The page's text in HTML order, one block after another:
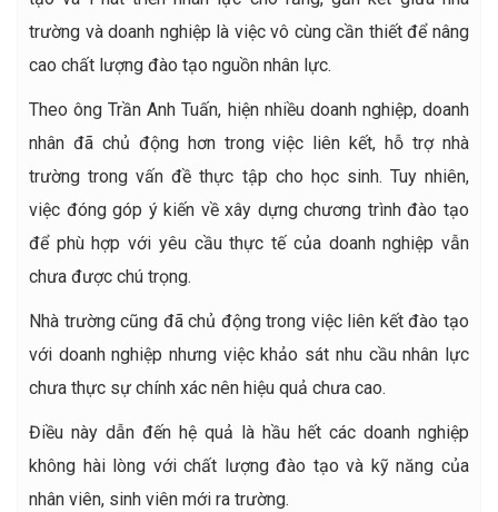
trường và doanh nghiệp là việc vô cùng cần thiết để nâng
cao chất lượng đào tạo nguồn nhân lực.
Theo ông Trần Anh Tuấn, hiện nhiều doanh nghiệp, doanh
nhân đã chủ động hơn trong việc liên kết, hỗ trợ nhà
trường trong vấn đề thực tập cho học sinh. Tuy nhiên,
việc đóng góp ý kiến về xây dựng chương trình đào tạo
để phù hợp với yêu cầu thực tế của doanh nghiệp vẫn
chưa được chú trọng.
Nhà trường cũng đã chủ động trong việc liên kết đào tạo
với doanh nghiệp nhưng việc khảo sát nhu cầu nhân lực
chưa thực sự chính xác nên hiệu quả chưa cao.
Điều này dẫn đến hệ quả là hầu hết các doanh nghiệp
không hài lòng với chất lượng đào tạo và kỹ năng của
nhân viên, sinh viên mới ra trường.